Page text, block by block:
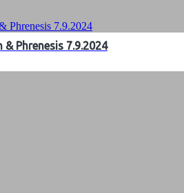
& Phrenesis 7.9.2024